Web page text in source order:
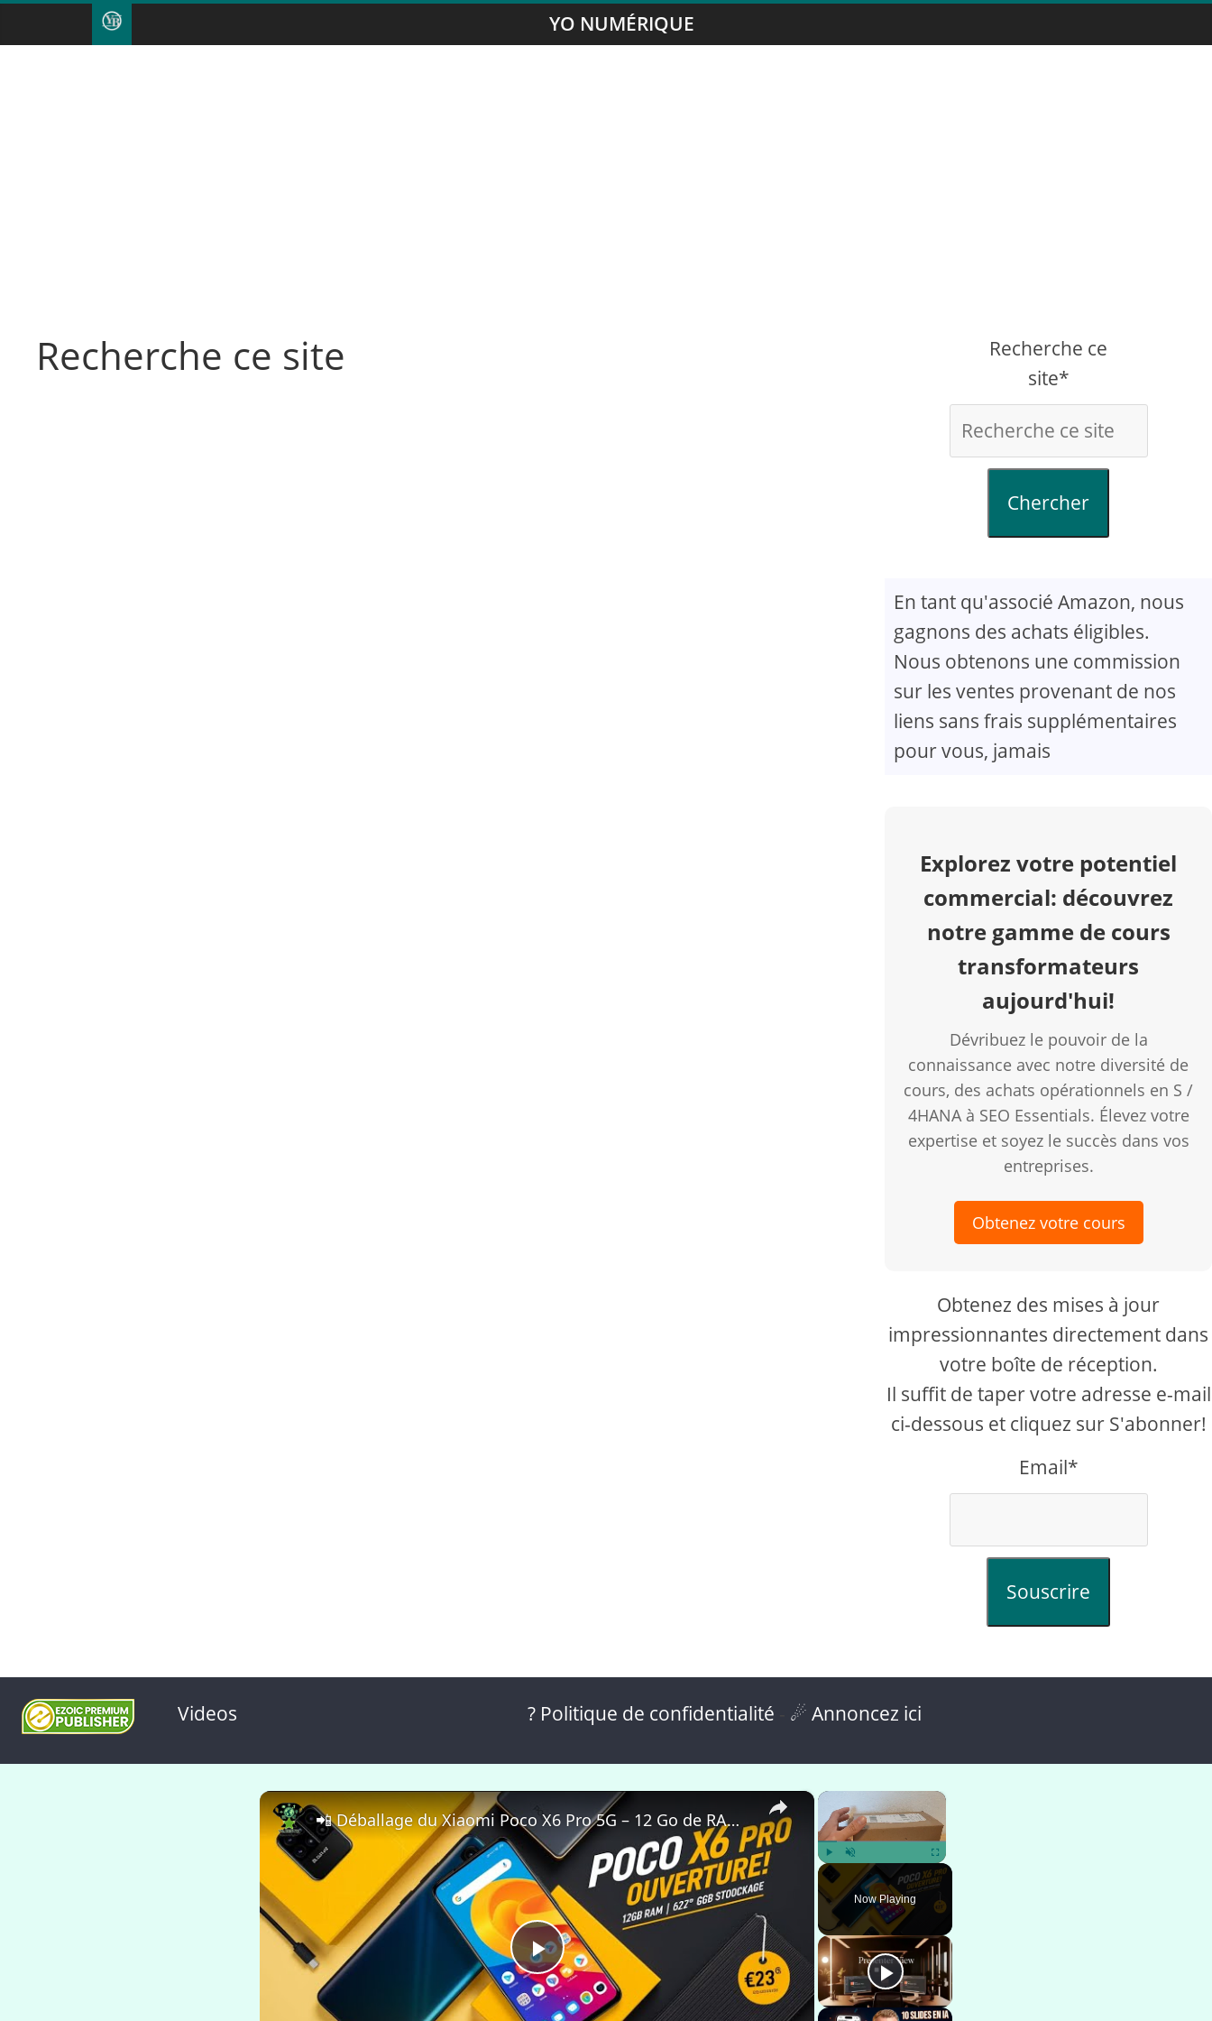
YO NUMÉRIQUE
Recherche ce site
Recherche ce
site*
Chercher
En tant qu'associé Amazon, nous
gagnons des achats éligibles.
Nous obtenons une commission
sur les ventes provenant de nos
liens sans frais supplémentaires
pour vous, jamais
Explorez votre potentiel
commercial: découvrez
notre gamme de cours
transformateurs
aujourd'hui!
Dévribuez le pouvoir de la
connaissance avec notre diversité de
cours, des achats opérationnels en S /
4HANA à SEO Essentials. Élevez votre
expertise et soyez le succès dans vos
entreprises.
Obtenez votre cours
Obtenez des mises à jour
impressionnantes directement dans
votre boîte de réception.
Il suffit de taper votre adresse e-mail
ci-dessous et cliquez sur S'abonner!
Email*
Souscrire
Videos ? Politique de confidentialité ☄ Annoncez ici
×
Play Unmute Fullscreen
Now Playing
×
P
📲 Déballage du Xiaomi Poco X6 Pro 5G – 12 Go de RAM, 512 Go de stockage | Le meilleur smartphone ?